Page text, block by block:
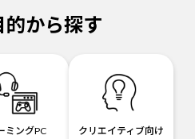
的から探す
ミングPC
クリエイティブ向け